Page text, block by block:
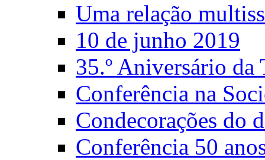
Uma relação
10 de junho 2019
35.º Aniversário
Conferência na
Condecorações do
Conferência 50